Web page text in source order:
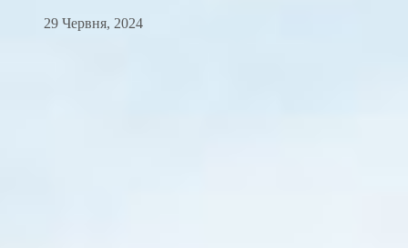
29 Червня, 2024